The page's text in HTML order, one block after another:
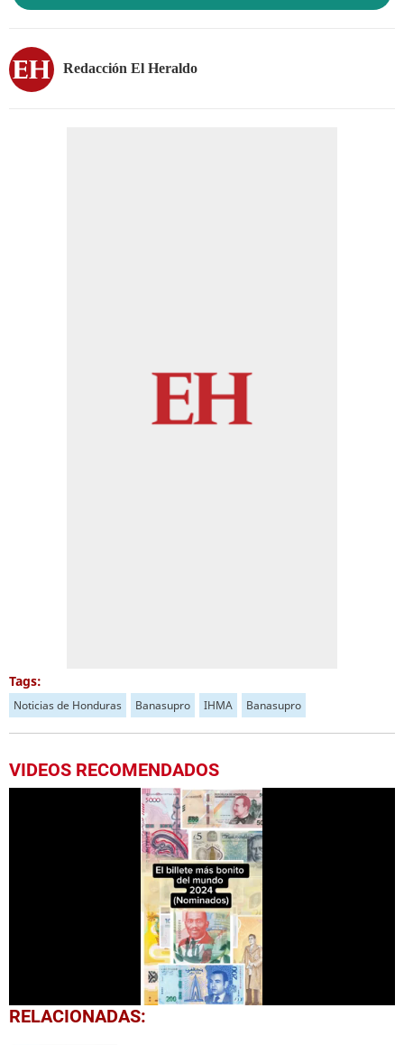
Redacción El Heraldo
Tags:
Noticias de Honduras Banasupro IHMA Banasupro
VIDEOS RECOMENDADOS
0
of
RELACIONADAS: